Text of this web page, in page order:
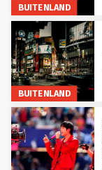
BUITENLAND
BUITENLAND